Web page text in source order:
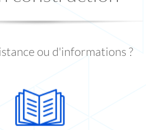
ou d'informations ?